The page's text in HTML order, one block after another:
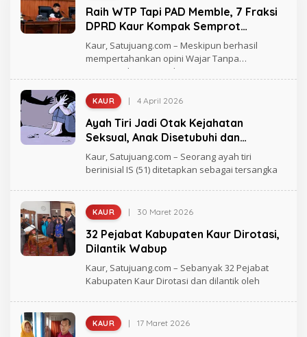
Raih WTP Tapi PAD Memble, 7 Fraksi
DPRD Kaur Kompak Semprot
Eksekutif Soal Sektor Tambak Udang
E
H
R
E
D
A
S
S
A
T
U
J
A
N
Kaur, Satujuang.com – Meskipun berhasil
mempertahankan opini Wajar Tanpa
Pengecualian (WTP) dari
Ayah Tiri Jadi Otak Kejahatan
Seksual, Anak Disetubuhi dan
Ditawarkan ke Orang Lain
KAUR | 4 April 2026
O
E
H
R
A
G
H
A
Kaur, Satujuang.com – Seorang ayah tiri
berinisial IS (51) ditetapkan sebagai tersangka
32 Pejabat Kabupaten Kaur Dirotasi,
Dilantik Wabup
KAUR | 30 Maret 2026
O
E
H
R
A
G
H
A
Kaur, Satujuang.com – Sebanyak 32 Pejabat
Kabupaten Kaur Dirotasi dan dilantik oleh
KAUR | 17 Maret 2026
O